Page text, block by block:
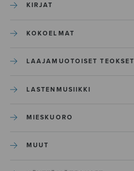
KIRJAT
KOKOELMAT
LAAJAMUOTOISET TEOKSET
LASTENMUSIIKKI
MIESKUORO
MUUT